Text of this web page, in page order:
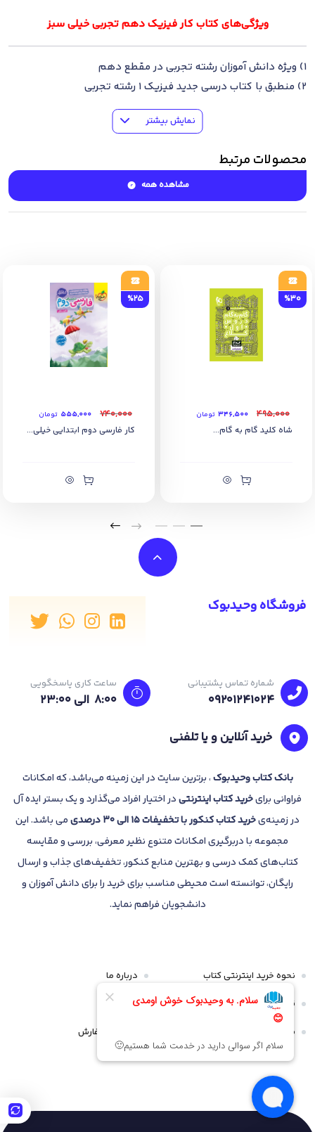
ویژگی‌های کتاب کار فیزیک دهم تجربی خیلی سبز
1) ویژه دانش آموزان رشته تجربی در مقطع دهم
2) منطبق با کتاب درسی جدید فیزیک 1 رشته تجربی
3) متناسب با سطح جدید سوالات آزمون سراسری مدارس و کتاب
5) تمرین های متنوع از متن کتاب درسی
7) شامل پاسخ آخر سوالات و فاقد حل تشریحی
نمایش بیشتر
محصولات مرتبط
مشاهده همه
%30
۴۹۵,۰۰۰ ۳۴۶,۵۰۰ تومان
شاه کلید گام به گام...
%25
۷۴۰,۰۰۰ ۵۵۵,۰۰۰ تومان
کار فارسی دوم ابتدایی خیلی...
فروشگاه وحیدبوک
شماره تماس پشتیبانی
09201241024
ساعت کاری پاسخگویی
8:00 الی 23:۰۰
خرید آنلاین و یا تلفنی
بانککتاب وحیدبوک، برترین سایت در این زمینه می‌باشد، که امکانات
فراوانی برایخرید کتاباینترنتیدر اختیار افراد می‌گذارد و یک بستر ایده آل
در زمینه‌یخرید کتاب کنکور با تخفیفات 15 الی 30 درصدی
می باشد. این
مجموعه با دربرگیری امکانات متنوع نظیر معرفی، بررسی و مقایسه
کتاب‌های کمک درسی و بهترین منابع کنکور، تخفیف‌های جذاب و ارسال
رایگان، توانسته است محیطی مناسب برای خرید را برای دانش آموزان و
دانشجویان فراهم نماید.
نحوه خرید اینترنتی کتاب
قوانین و مقررات
سیاست مرجوعی و عودت
درباره ما
تماس با ما
پیگیری سفارش